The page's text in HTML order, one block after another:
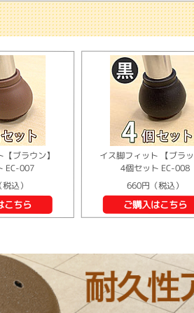
ブラウン】
EC-007
込）
こちら
イス脚フィット 【ブラ
4個セット EC-008
660円（税込）
ご購入はこちら